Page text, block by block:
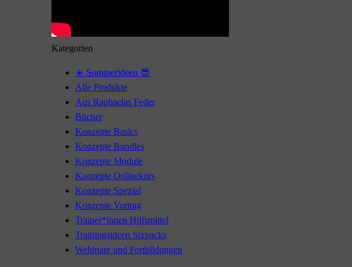
Kategorien
☀️ Sommerideen 😎
Alle Produkte
Aus Raphaelas Feder
Bücher
Konzepte Basics
Konzepte Bundles
Konzepte Module
Konzepte Onlinekurs
Konzepte Spezial
Konzepte Vortrag
Trainer*innen Hilfsmittel
Trainingsideen Sixpacks
Webinare und Fortbildungen